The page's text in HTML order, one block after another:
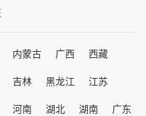
内蒙古 广西
西藏
吉林 黑龙江
江苏
河南 湖北 湖南 广东